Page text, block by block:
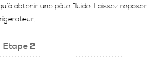
obtenir une pâte fluide. Laissez reposer
Etape 2